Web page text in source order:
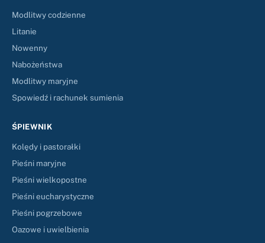
Modlitwy codzienne
Litanie
Nowenny
Nabożeństwa
Modlitwy maryjne
Spowiedź i rachunek sumienia
ŚPIEWNIK
Kolędy i pastorałki
Pieśni maryjne
Pieśni wielkopostne
Pieśni eucharystyczne
Pieśni pogrzebowe
Oazowe i uwielbienia